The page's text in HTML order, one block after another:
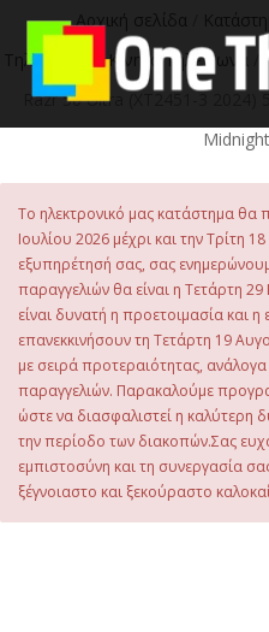
περιεχόμενοΑρχική σελίδα
Τηλεφωνία
/Κινητά Τηλέφωνα
Razr 50 Ultra (XT2451-3 2024)
Το ηλεκτρονικό μας κατάστημα θα
Ιουλίου 2026 μέχρι και την Τρίτη
εξυπηρέτησή σας, σας
παραγγελιών θα είναι η Τετάρτη
είναι δυνατή η προετοιμασία και
επανεκκινήσουν τη Τετάρτη 19
με σειρά προτεραιότητας,
παραγγελιών. Παρακαλούμε
ώστε να διασφαλιστεί η καλύτερη
την περίοδο των διακοπών.Σας
εμπιστοσύνη και τη συνεργασία
ξέγνοιαστο και ξεκούραστο